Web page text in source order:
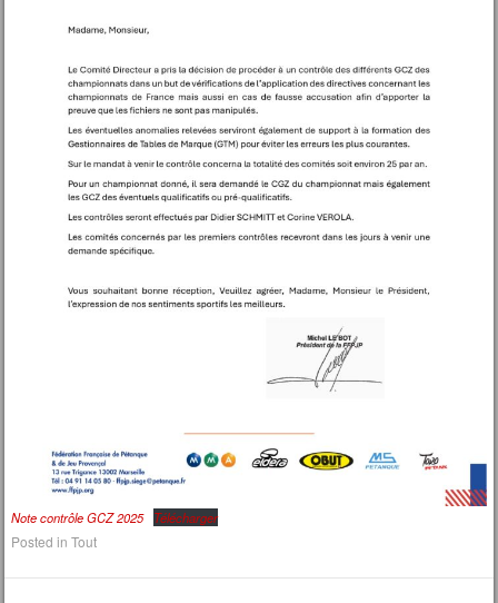
Note contrôle GCZ 2025 Télécharger
Posted inTout